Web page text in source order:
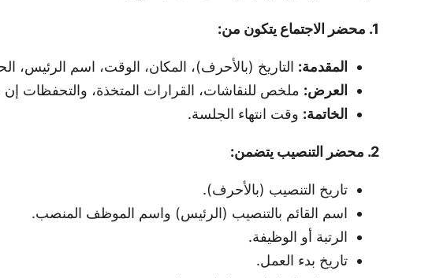
1. محضر الاجتماع يتكون من:
المقدمة: التاريخ (بالأحرف)، المكان، الوقت، اسم الرئيس،
العرض: ملخص للنقاشات، القرارات المتخذة، والتحفظات
الخاتمة: وقت انتهاء الجلسة.
2. محضر التنصيب يتضمن:
تاريخ التنصيب (بالأحرف).
اسم القائم بالتنصيب (الرئيس) واسم الموظف المنصب.
الرتبة أو الوظيفة.
تاريخ بدء العمل.